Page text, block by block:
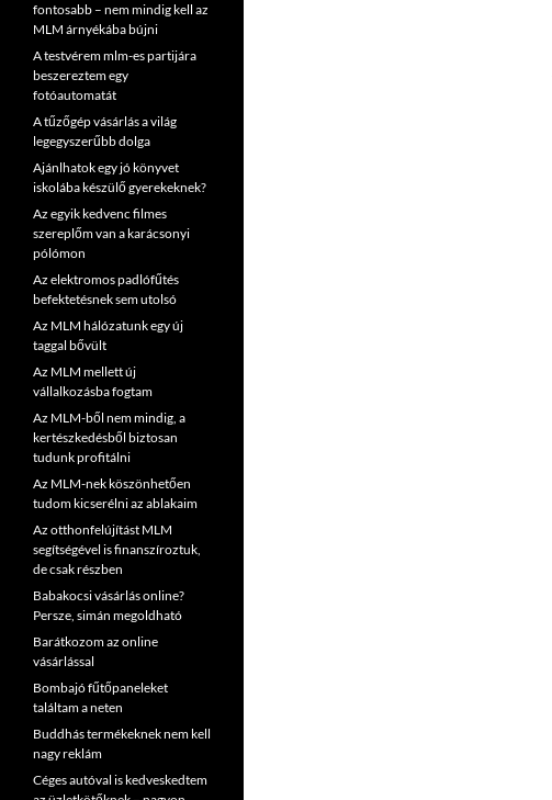
fontosabb – nem mindig kell az
MLM árnyékába bújni
A testvérem mlm-es partijára
beszereztem egy
fotóautomatát
A tűzőgép vásárlás a világ
legegyszerűbb dolga
Ajánlhatok egy jó könyvet
iskolába készülő gyerekeknek?
Az egyik kedvenc filmes
szereplőm van a karácsonyi
pólómon
Az elektromos padlófűtés
befektetésnek sem utolsó
Az MLM hálózatunk egy új
taggal bővült
Az MLM mellett új
vállalkozásba fogtam
Az MLM-ből nem mindig, a
kertészkedésből biztosan
tudunk profitálni
Az MLM-nek köszönhetően
tudom kicserélni az ablakaim
Az otthonfelújítást MLM
segítségével is finanszíroztuk,
de csak részben
Babakocsi vásárlás online?
Persze, simán megoldható
Barátkozom az online
vásárlással
Bombajó fűtőpaneleket
találtam a neten
Buddhás termékeknek nem kell
nagy reklám
Céges autóval is kedveskedtem